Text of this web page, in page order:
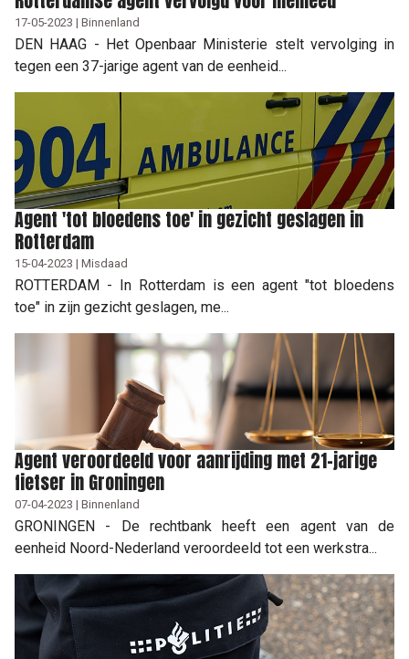
17-05-2023 | Binnenland
DEN HAAG - Het Openbaar Ministerie stelt vervolging in
tegen een 37-jarige agent van de eenheid...
Agent 'tot bloedens toe' in gezicht geslagen in
Rotterdam
15-04-2023 | Misdaad
ROTTERDAM - In Rotterdam is een agent "tot bloedens
toe" in zijn gezicht geslagen, me...
Agent veroordeeld voor aanrijding met 21-jarige
fietser in Groningen
07-04-2023 | Binnenland
GRONINGEN - De rechtbank heeft een agent van de
eenheid Noord-Nederland veroordeeld tot een werkstra...